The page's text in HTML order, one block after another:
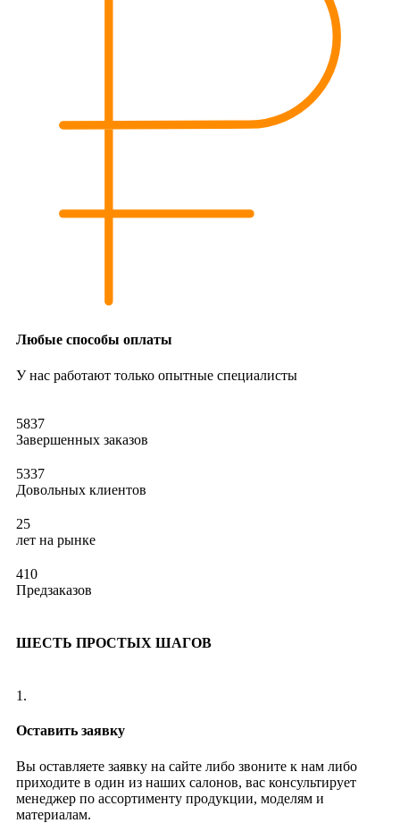
Любые способы оплаты
У нас работают только опытные специалисты
5837
Завершенных заказов​
5337
Довольных клиентов
25
лет на рынке
410
Предзаказов
ШЕСТЬ ПРОСТЫХ ШАГОВ
1.
Оставить заявку
Вы оставляете заявку на сайте либо звоните к нам либо
приходите в один из наших салонов, вас консультирует
менеджер по ассортименту продукции, моделям и
материалам.